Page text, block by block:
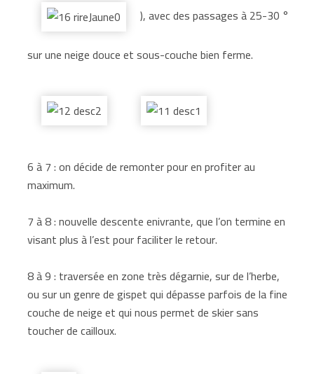
), avec des passages à 25-30 °
sur une neige douce et sous-couche bien ferme.
6 à 7 : on décide de remonter pour en profiter au
maximum.
7 à 8 : nouvelle descente enivrante, que l’on termine en
visant plus à l’est pour faciliter le retour.
8 à 9 : traversée en zone très dégarnie, sur de l’herbe,
ou sur un genre de gispet qui dépasse parfois de la fine
couche de neige et qui nous permet de skier sans
toucher de cailloux.